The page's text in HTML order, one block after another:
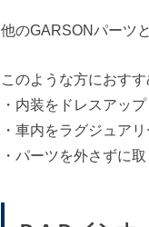
他のGARSONパーツ
このような方におすす
・内装をドレスアップ
・車内をラグジュアリ
・パーツを外さずに